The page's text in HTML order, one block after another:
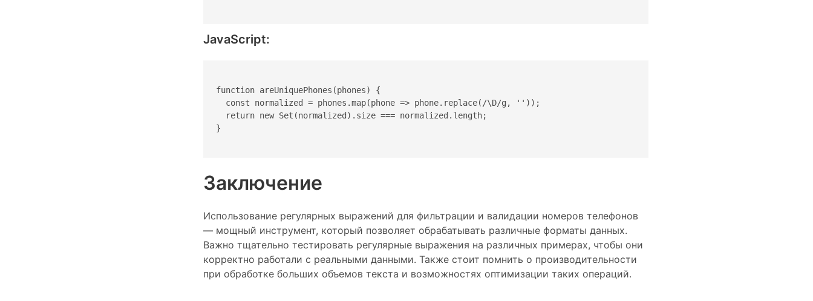
JavaScript:
function areUniquePhones(phones) {
  const normalized = phones.map(phone => phone.replace(/\D/g, ''));
  return new Set(normalized).size === normalized.length;
}
Заключение
Использование регулярных выражений для фильтрации и валидации номеров телефонов
— мощный инструмент, который позволяет обрабатывать различные форматы данных.
Важно тщательно тестировать регулярные выражения на различных примерах, чтобы они
корректно работали с реальными данными. Также стоит помнить о производительности
при обработке больших объемов текста и возможностях оптимизации таких операций.